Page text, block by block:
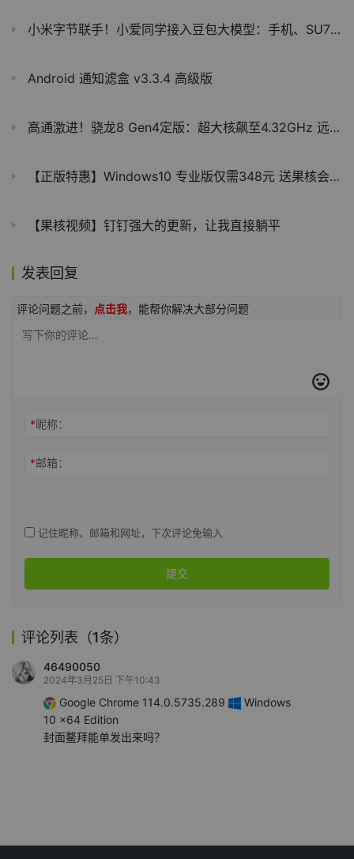
小米字节联手！小爱同学接入豆包大模型：手机、SU7已搭载
Android 通知滤盒 v3.3.4 高级版
高通激进！骁龙8 Gen4定版：超大核飙至4.32GHz 远高于A18 Pro
【正版特惠】Windows10 专业版仅需348元 送果核会员！
【果核视频】钉钉强大的更新，让我直接躺平
发表回复
评论问题之前， 点击我，能帮你解决大部分问题
*昵称：
*邮箱：
记住昵称、邮箱和网址，下次评论免输入
提交
评论列表（1条）
46490050
2024年3月25日 下午10:43
Google Chrome 114.0.5735.289
Windows
10 x64 Edition
封面鳌拜能单发出来吗？